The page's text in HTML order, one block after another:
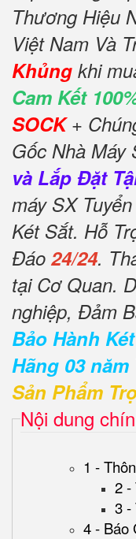
Thương Hiệu
Việt Nam Và
Khủng khi
Cam Kết
SOCK+
Gốc Nhà Máy
và Lắp Đặt
máy SX
Két Sắt. Hỗ
Đáo 24/24.
tại Cơ Quan.
nghiệp, Đảm
Bảo Hành
Hãng 03 năm
Sản Phẩm
Nội dung
1 -
2 -
3 -
4 - Báo